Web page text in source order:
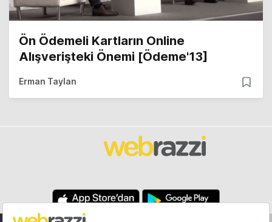
Ön Ödemeli Kartların Online
Alışverişteki Önemi [Ödeme'13]
Erman Taylan